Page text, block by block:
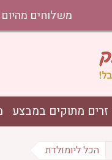
משלוחים מהיום להיום -
זרים מתוקים במבצע
הכל ליומולדת